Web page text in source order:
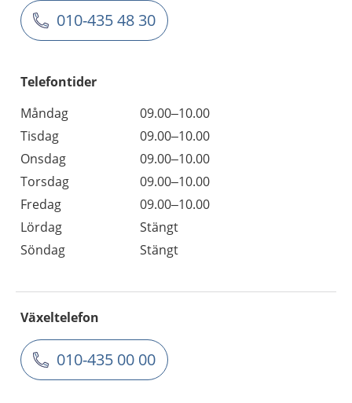
010-435 48 30
Telefontider
Måndag
09.00–10.00
Tisdag
09.00–10.00
Onsdag
09.00–10.00
Torsdag
09.00–10.00
Fredag
09.00–10.00
Lördag
Stängt
Söndag
Stängt
Växeltelefon
010-435 00 00